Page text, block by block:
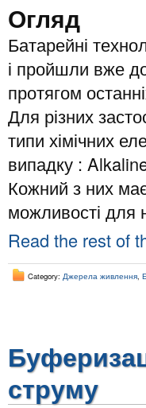
Огляд
Батарейні
і пройшли вже
протягом
Для різних
типи хімічних
випадку :
Кожний з них має
можливості для
Read the rest of
Category: Джерела живлення,
струму